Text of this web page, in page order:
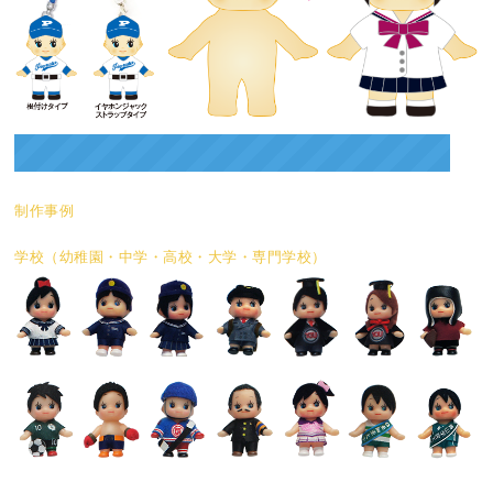
制作事例
学校（幼稚園・中学・高校・大学・専門学校）